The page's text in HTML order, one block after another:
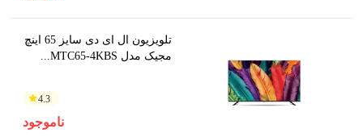
تلویزیون ال ای دی سایز 65 اینچ
مجیک مدل MTC65-4KBS...
4.3
ناموجود